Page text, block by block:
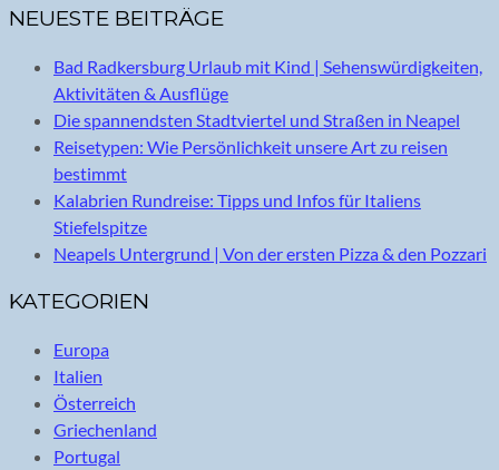
NEUESTE BEITRÄGE
Bad Radkersburg Urlaub mit Kind | Sehenswürdigkeiten,
Aktivitäten & Ausflüge
Die spannendsten Stadtviertel und Straßen in Neapel
Reisetypen: Wie Persönlichkeit unsere Art zu reisen
bestimmt
Kalabrien Rundreise: Tipps und Infos für Italiens
Stiefelspitze
Neapels Untergrund | Von der ersten Pizza & den Pozzari
KATEGORIEN
Europa
Italien
Österreich
Griechenland
Portugal